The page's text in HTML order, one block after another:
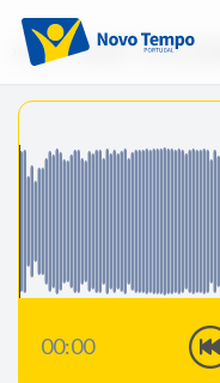
Início Rádio Fórum
00:00